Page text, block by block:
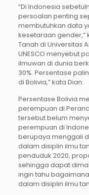
“Di Indonesia
persoalan penting
membutuhkan data
kesetaraan gender,”
Tanah di Universitas
UNESCO menyebut
ilmuwan di dunia
30%. Persentase
di Bolivia,” kata Dian.
Persentase Bolivia
perempuan di
tersebut belum
perempuan di
berupaya menggali
dalam disiplin ilmu
penduduk 2020,
sehingga dapat
ingin tahu
dalam disiplin ilmu